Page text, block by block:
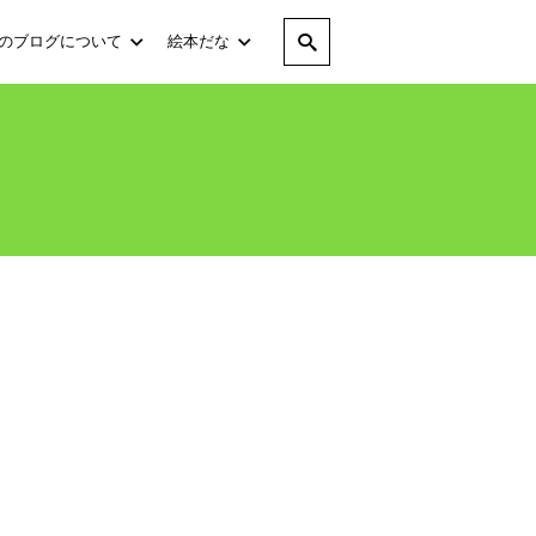
ブログについて 絵本だな